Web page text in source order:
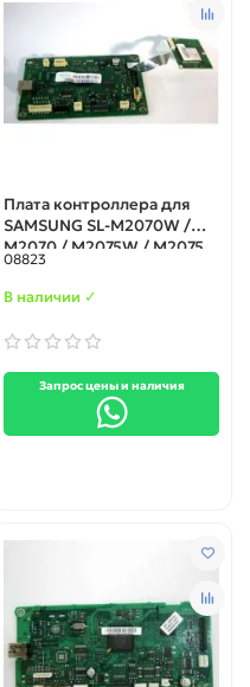
Плата контроллера для
SAMSUNG SL-M2070W /
M2070 / M2075W / M2075
(JC41-00855A / JC92-
02689A)
08823
В наличии ✓
Запрос цены и наличия